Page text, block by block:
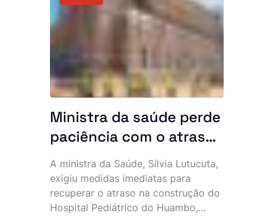
Comunicação e Marketing do
partido, que apresentou
condolências à família, militantes,
simpatizantes e amigos.
Ministra da saúde perde
paciência com o atraso
do hospital de 140
milhões de dólares no
Huambo
A ministra da Saúde, Sílvia Lutucuta,
exigiu medidas imediatas para
recuperar o atraso na construção do
Hospital Pediátrico do Huambo,